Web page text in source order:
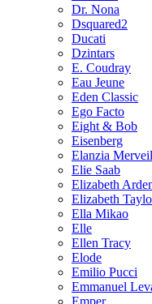
Dr. Nona
Dsquared2
Ducati
Dzintars
E. Coudray
Eau Jeune
Eden Classic
Ego Facto
Eight & Bob
Eisenberg
Elanzia
Elie Saab
Elizabeth
Elizabeth
Ella Mikao
Elle
Ellen Tracy
Elode
Emilio Pucci
Emmanuel
Emper